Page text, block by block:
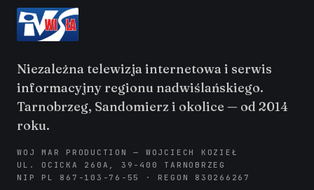
Niezależna telewizja internetowa i serwis
informacyjny regionu nadwiślańskiego.
Tarnobrzeg, Sandomierz i okolice — od 2014
roku.
WOJ MAR PRODUCTION — WOJCIECH KOZIEŁ
UL. OCICKA 260A, 39-400 TARNOBRZEG
NIP PL 867-103-76-55 · REGON 830266267